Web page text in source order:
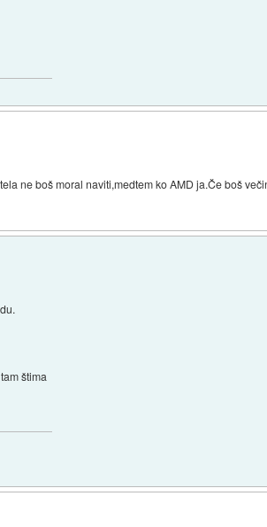
ne boš moral naviti,medtem ko AMD ja.Če boš
štima